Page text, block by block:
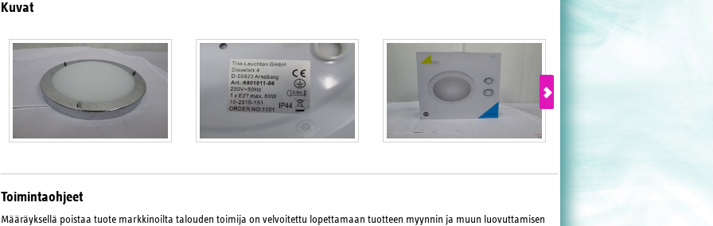
Kuvat
Toimintaohjeet
Määräyksellä poistaa tuote markkinoilta talouden toimija on velvoitettu lopettamaan tuotteen myynnin ja muun luovuttamisen